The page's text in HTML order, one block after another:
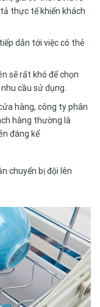
thực tế khiến khách
dẫn tới việc có thẻ
sẽ rất khó để chọn
cầu sử dụng.
hàng, công ty phân
hàng thường là
đáng kể
chuyển bị đội lên